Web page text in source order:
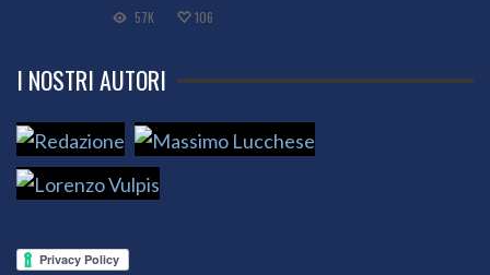
57K 106
I NOSTRI AUTORI